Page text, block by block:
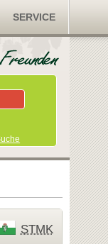
SERVICE
STMK